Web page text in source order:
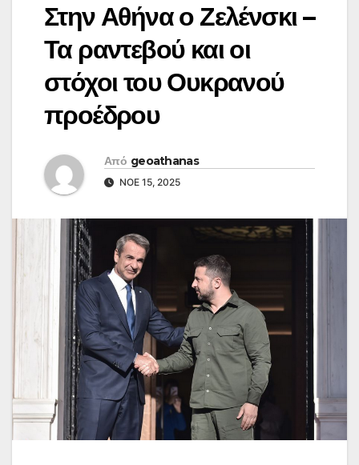
Στην Αθήνα ο Ζελένσκι –
Τα ραντεβού και οι
στόχοι του Ουκρανού
προέδρου
Από geoathanas
ΝΟΈ 15, 2025